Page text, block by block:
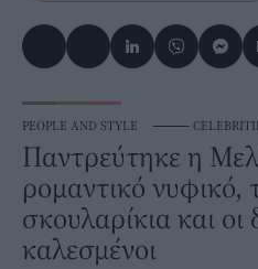
PEOPLE AND STYLE ⸻
Παντρεύτηκε η
ρομαντικό
σκουλαρίκια και οι
καλεσμένοι